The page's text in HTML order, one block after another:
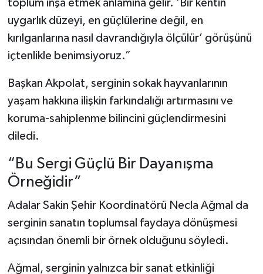
toplum inşa etmek anlamına gelir. ‘Bir kentin
uygarlık düzeyi, en güçlülerine değil, en
kırılganlarına nasıl davrandığıyla ölçülür’ görüşünü
içtenlikle benimsiyoruz.”
Başkan Akpolat, serginin sokak hayvanlarının
yaşam hakkına ilişkin farkındalığı artırmasını ve
koruma-sahiplenme bilincini güçlendirmesini
diledi.
“Bu Sergi Güçlü Bir Dayanışma
Örneğidir”
Adalar Sakin Şehir Koordinatörü Necla Ağmal da
serginin sanatın toplumsal faydaya dönüşmesi
açısından önemli bir örnek olduğunu söyledi.
Ağmal, serginin yalnızca bir sanat etkinliği